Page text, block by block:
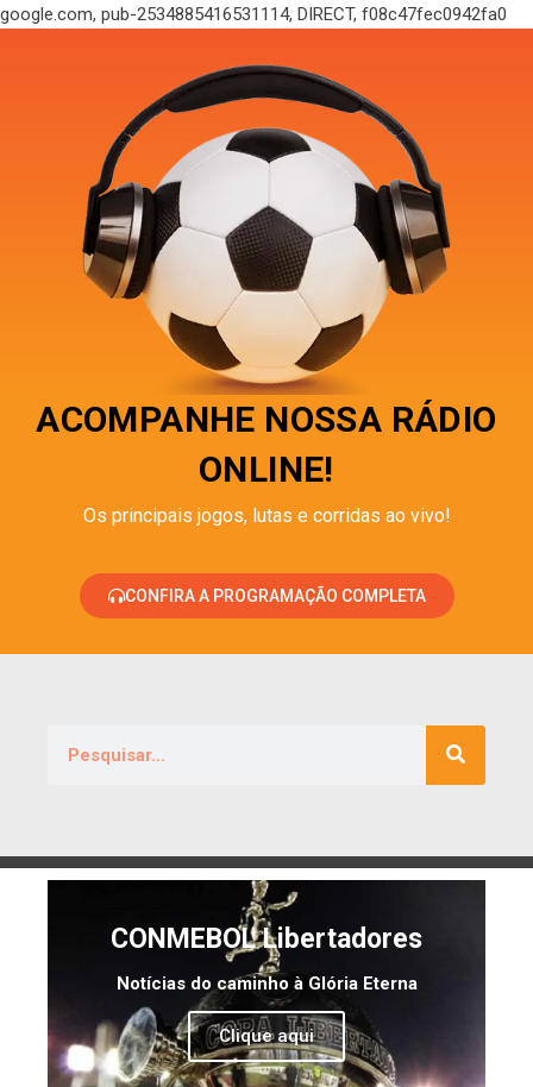
google.com, pub-2534885416531114, DIRECT, f08c47fec0942fa0
ACOMPANHE NOSSA RÁDIO
ONLINE!
Os principais jogos, lutas e corridas ao vivo!
CONFIRA A PROGRAMAÇÃO COMPLETA
CONMEBOL Libertadores
Notícias do caminho à Glória Eterna
Clique aqui